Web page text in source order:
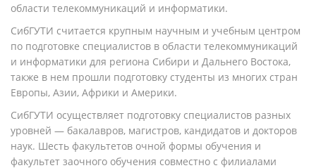
области телекоммуникаций и информатики.
СибГУТИ считается крупным научным и учебным центром
по подготовке специалистов в области телекоммуникаций
и информатики для региона Сибири и Дальнего Востока,
также в нем прошли подготовку студенты из многих стран
Европы, Азии, Африки и Америки.
СибГУТИ осуществляет подготовку специалистов разных
уровней — бакалавров, магистров, кандидатов и докторов
наук. Шесть факультетов очной формы обучения и
факультет заочного обучения совместно с филиалами